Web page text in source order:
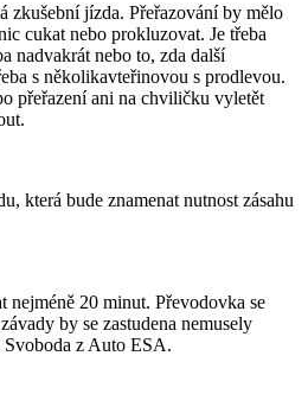
zkušební jízda. Přeřazování by mělo
cukat nebo prokluzovat. Je třeba
nadvakrát nebo to, zda další
s několikavteřinovou s prodlevou.
přeřazení ani na chviličku vyletět
která bude znamenat nutnost zásahu
nejméně 20 minut. Převodovka se
by se zastudena nemusely
z Auto ESA.